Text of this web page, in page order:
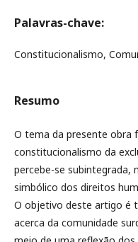
Palavras-chave:
Constitucionalismo,
Resumo
O tema da presente obra
constitucionalismo da
percebe-se subintegrada,
simbólico dos direitos
O objetivo deste artigo é
acerca da comunidade